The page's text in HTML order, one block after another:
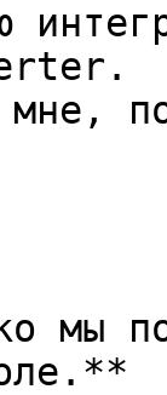
мне,
мы